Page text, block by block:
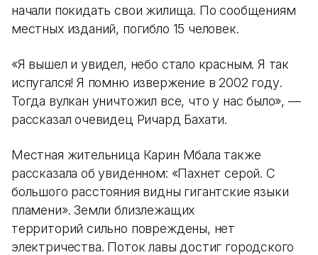
начали покидать свои жилища. По сообщениям
местных изданий, погибло 15 человек.
«Я вышел и увидел, небо стало красным. Я так
испугался! Я помню извержение в 2002 году.
Тогда вулкан уничтожил все, что у нас было», —
рассказал очевидец Ричард Бахати.
Местная жительница Карин Мбала также
рассказала об увиденном: «Пахнет серой. С
большого расстояния видны гигантские языки
пламени». Земли близлежащих
территорий сильно повреждены, нет
электричества. Поток лавы достиг городского